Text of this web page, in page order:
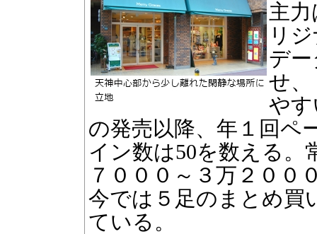
主
リ
デ
せ、
やす
の発売以降、年１回ペ
イン数は50を数える。
７０００～３万２００
今では５足のまとめ買
ている。